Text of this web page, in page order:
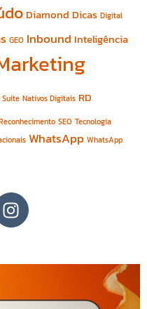
Diamond Dicas Digital
GEO Inbound Inteligência
Suite Nativos Digitais RD
SEO Tecnologia
WhatsApp WhatsApp